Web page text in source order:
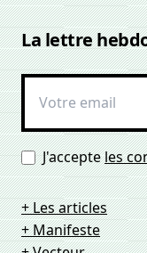
La lettre
J'accepteles
+ Les articles
+ Manifeste